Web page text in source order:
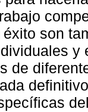
son
y
de